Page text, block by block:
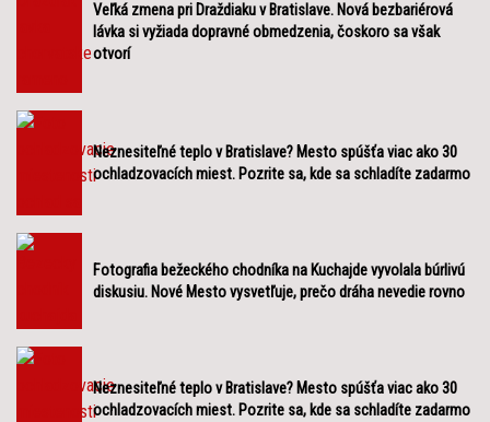
Veľká zmena pri Draždiaku v Bratislave. Nová bezbariérová
lávka si vyžiada dopravné obmedzenia, čoskoro sa však
otvorí
Neznesiteľné teplo v Bratislave? Mesto spúšťa viac ako 30
ochladzovacích miest. Pozrite sa, kde sa schladíte zadarmo
Fotografia bežeckého chodníka na Kuchajde vyvolala búrlivú
diskusiu. Nové Mesto vysvetľuje, prečo dráha nevedie rovno
Neznesiteľné teplo v Bratislave? Mesto spúšťa viac ako 30
ochladzovacích miest. Pozrite sa, kde sa schladíte zadarmo